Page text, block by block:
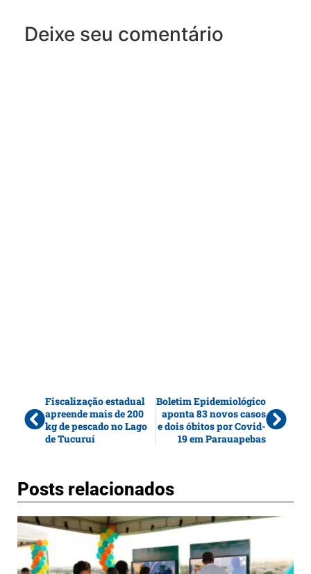
Deixe seu comentário
Fiscalização estadual
apreende mais de 200
kg de pescado no Lago
de Tucuruí
Boletim Epidemiológico
aponta 83 novos casos
e dois óbitos por Covid-
19 em Parauapebas
Posts relacionados